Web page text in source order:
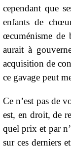
cependant que
enfants de
œcuménisme de
aurait à
acquisition de
ce gavage peut
Ce n’est pas de
est, en droit, de
quel prix et par
sur ces derniers